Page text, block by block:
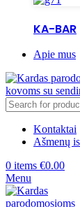
KA-BAR
Apie mus
Kontaktai
Ašmenų
0 items €0.00
Menu